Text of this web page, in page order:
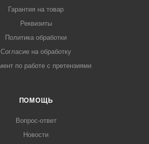
Гарантия на товар
Реквизиты
Политика обработки
Согласие на обработку
по работе с претензиями
ПОМОЩЬ
Вопрос-ответ
Новости